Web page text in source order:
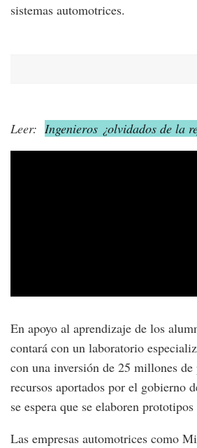
sistemas automotrices.
Leer: Ingenieros ¿olvidados de la
En apoyo al aprendizaje de los
contará con un laboratorio
con una inversión de 25 millones de
recursos aportados por el gobierno
se espera que se elaboren
Las empresas automotrices como